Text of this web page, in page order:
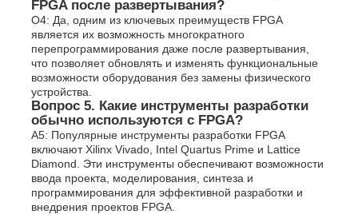
FPGA после развертывания?
О4: Да, одним из ключевых преимуществ FPGA
является их возможность многократного
перепрограммирования даже после развертывания,
что позволяет обновлять и изменять функциональные
возможности оборудования без замены физического
устройства.
Вопрос 5. Какие инструменты разработки
обычно используются с FPGA?
A5: Популярные инструменты разработки FPGA
включают Xilinx Vivado, Intel Quartus Prime и Lattice
Diamond. Эти инструменты обеспечивают возможности
ввода проекта, моделирования, синтеза и
программирования для эффективной разработки и
внедрения проектов FPGA.